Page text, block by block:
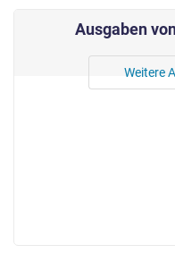
Ausgaben
Weitere